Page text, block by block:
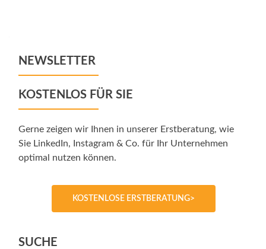
NEWSLETTER
KOSTENLOS FÜR SIE
Gerne zeigen wir Ihnen in unserer Erstberatung, wie
Sie LinkedIn, Instagram & Co. für Ihr Unternehmen
optimal nutzen können.
KOSTENLOSE ERSTBERATUNG>
SUCHE